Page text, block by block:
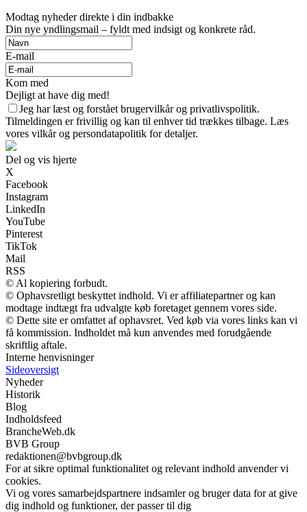
Modtag nyheder direkte i din indbakke
Din nye yndlingsmail – fyldt med indsigt og konkrete råd.
E-mail
Kom med
Dejligt at have dig med!
Jeg har læst og forstået brugervilkår og privatlivspolitik.
Tilmeldingen er frivillig og kan til enhver tid trækkes tilbage. Læs
vores vilkår og persondatapolitik for detaljer.
Del og vis hjerte
X
Facebook
Instagram
LinkedIn
YouTube
Pinterest
TikTok
Mail
RSS
© Al kopiering forbudt.
© Ophavsretligt beskyttet indhold. Vi er affiliatepartner og kan
modtage indtægt fra udvalgte køb foretaget gennem vores side.
© Dette site er omfattet af ophavsret. Ved køb via vores links kan vi
få kommission. Indholdet må kun anvendes med forudgående
skriftlig aftale.
Interne henvisninger
Sideoversigt
Nyheder
Historik
Blog
Indholdsfeed
BrancheWeb.dk
BVB Group
redaktionen@bvbgroup.dk
For at sikre optimal funktionalitet og relevant indhold anvender vi
cookies.
Vi og vores samarbejdspartnere indsamler og bruger data for at give
dig indhold og funktioner, der passer til dig